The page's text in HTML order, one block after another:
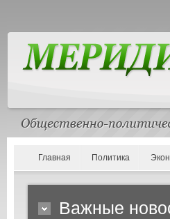
Главная Политика
Важные